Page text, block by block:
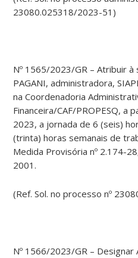
23080.025318/2023-51)
Nº 1565/2023/GR – Atribuir à
PAGANI, administradora,
na Coordenadoria
Financeira/CAF/PROPESQ, a
2023, a jornada de 6 (seis)
(trinta) horas semanais de
Medida Provisória nº 2.174-
2001.
(Ref. Sol. no processo nº
Nº 1566/2023/GR – Designar